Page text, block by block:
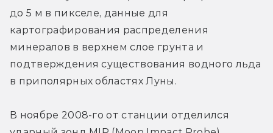
до 5 м в пикселе, данные для
картографирования распределения
минералов в верхнем слое грунта и
подтверждения существования водного льда
в приполярных областях Луны.
В ноябре 2008-го от станции отделился